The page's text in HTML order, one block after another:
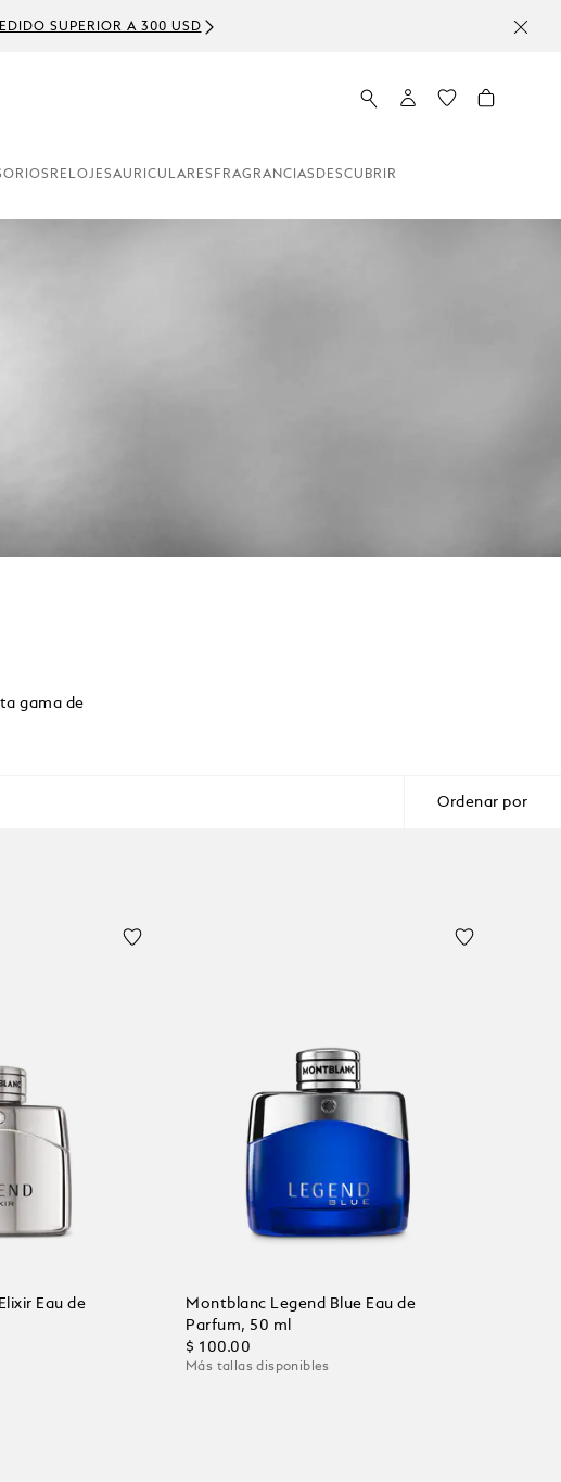
SUPERIOR A 300 USD
RELOJESAURICULARES FRAGRANCIAS DESCUBRIR
gama de
Ordenar por
Eau de
Montblanc Legend Blue Eau de
Parfum, 50 ml
$ 100.00
Más tallas disponibles